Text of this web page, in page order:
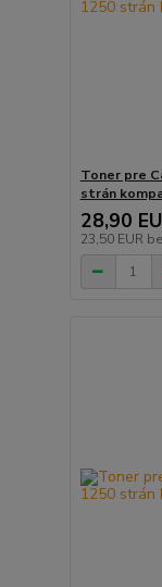
Toner pre
strán
28,90
23,50 EUR